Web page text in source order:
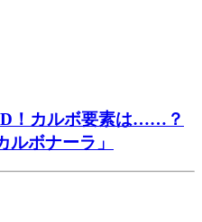
！カルボ要素は……？
ルボナーラ」